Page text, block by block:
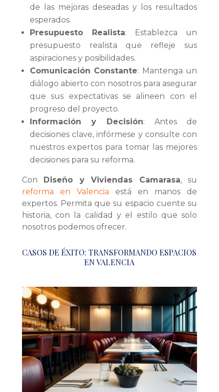
de las mejoras deseadas y los resultados
esperados.
Presupuesto Realista: Establezca un
presupuesto realista que refleje sus
aspiraciones y posibilidades.
Comunicación Constante: Mantenga un
diálogo abierto con nosotros para asegurar
que sus expectativas se alineen con el
progreso del proyecto.
Información y Decisión: Antes de
decisiones clave, infórmese y consulte con
nuestros expertos para tomar las mejores
decisiones para su reforma.
Con Diseño y Viviendas Camarasa, su
reforma en Valencia está en manos de
expertos. Permita que su espacio cuente su
historia, con la calidad y el estilo que solo
nosotros podemos ofrecer.
CASOS DE ÉXITO: TRANSFORMANDO ESPACIOS
EN VALENCIA